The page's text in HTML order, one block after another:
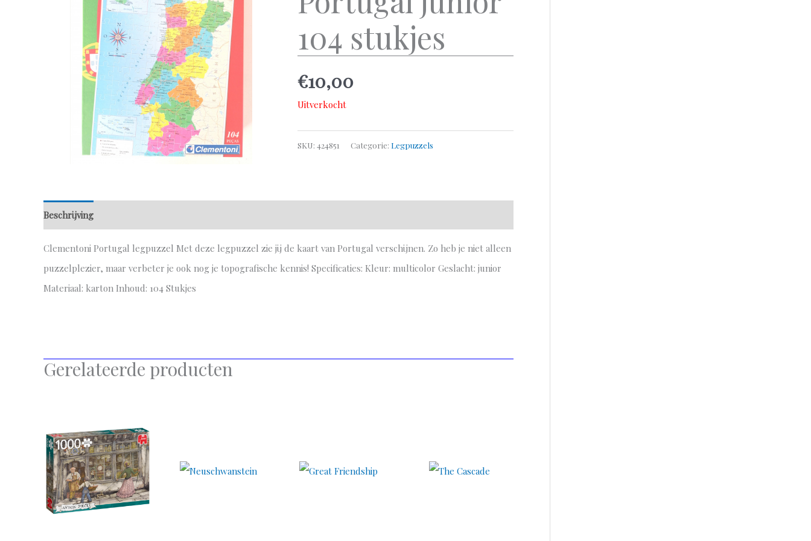
104 stukjes
€10,00
Uitverkocht
SKU: 424851 Categorie: Legpuzzels
Beschrijving
Clementoni Portugal legpuzzel Met deze legpuzzel zie jij de kaart van Portugal verschijnen. Zo heb je niet alleen
puzzelplezier, maar verbeter je ook nog je topografische kennis! Specificaties: Kleur: multicolor Geslacht: junior
Materiaal: karton Inhoud: 104 Stukjes
Gerelateerde producten